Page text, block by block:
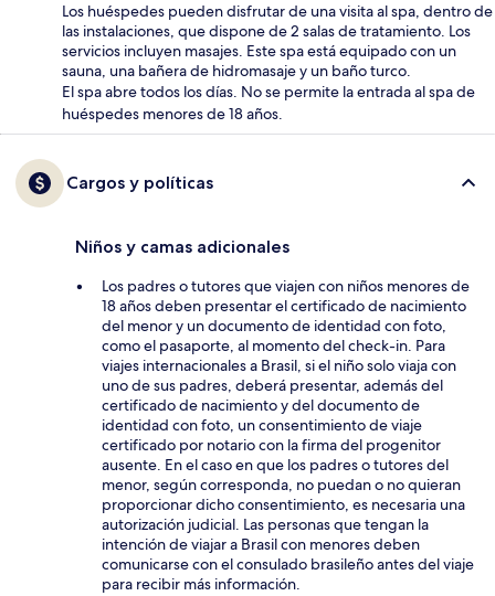
Los huéspedes pueden disfrutar de una visita al spa, dentro de
las instalaciones, que dispone de 2 salas de tratamiento. Los
servicios incluyen masajes. Este spa está equipado con un
sauna, una bañera de hidromasaje y un baño turco.
El spa abre todos los días. No se permite la entrada al spa de
huéspedes menores de 18 años.
Cargos y políticas
Niños y camas adicionales
Los padres o tutores que viajen con niños menores de
18 años deben presentar el certificado de nacimiento
del menor y un documento de identidad con foto,
como el pasaporte, al momento del check-in. Para
viajes internacionales a Brasil, si el niño solo viaja con
uno de sus padres, deberá presentar, además del
certificado de nacimiento y del documento de
identidad con foto, un consentimiento de viaje
certificado por notario con la firma del progenitor
ausente. En el caso en que los padres o tutores del
menor, según corresponda, no puedan o no quieran
proporcionar dicho consentimiento, es necesaria una
autorización judicial. Las personas que tengan la
intención de viajar a Brasil con menores deben
comunicarse con el consulado brasileño antes del viaje
para recibir más información.